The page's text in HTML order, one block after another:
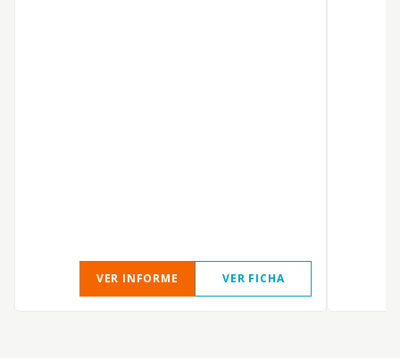
VER INFORME VER FICHA